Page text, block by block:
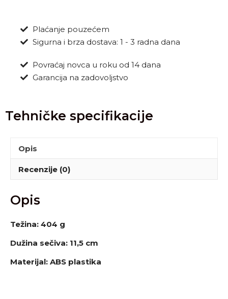
Plaćanje pouzećem
Sigurna i brza dostava: 1 - 3 radna dana
Povraćaj novca u roku od 14 dana
Garancija na zadovoljstvo
Tehničke specifikacije
Opis
Recenzije (0)
Opis
Težina: 404 g
Dužina sečiva: 11,5 cm
Materijal: ABS plastika